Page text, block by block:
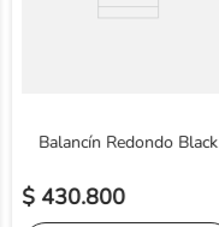
Balancín Redondo Black
$ 430.800